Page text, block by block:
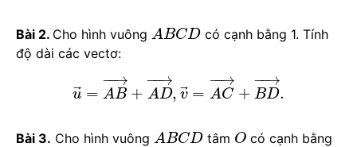
Bài 2. Cho hình vuông ABCDcó cạnh bằng 1. Tính
độ dài các vectơ:
u⃗ = AB
−→
−
+ AD
−→
−
, v = AC
−→
−
+ BD
−→
−
.
Bài 3. Cho hình vuông ABCDtâm O có cạnh bằng